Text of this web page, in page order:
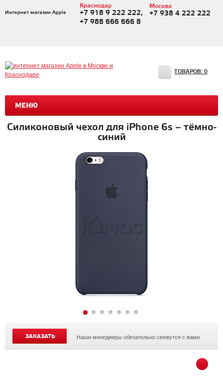
Интернет магазин Apple
Краснодар
+7 918 9 222 222,
+7 988 666 666 8
Москва
+7 938 4 222 222
МЕНЮ
ТОВАРОВ: 0
Силиконовый чехол для iPhone 6s – тёмно-
синий
ЗАКАЗАТЬ Наши менеджеры обязательно свяжутся с вами